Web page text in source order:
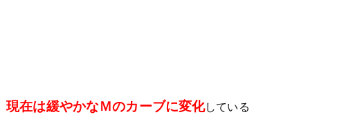
現在は緩やかなＭのカーブに変化している